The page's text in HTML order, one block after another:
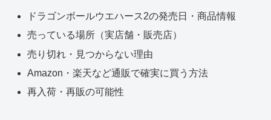
ドラゴンボールウエハース2の発売日・商品情報
売っている場所（実店舗・販売店）
売り切れ・見つからない理由
Amazon・楽天など通販で確実に買う方法
再入荷・再販の可能性